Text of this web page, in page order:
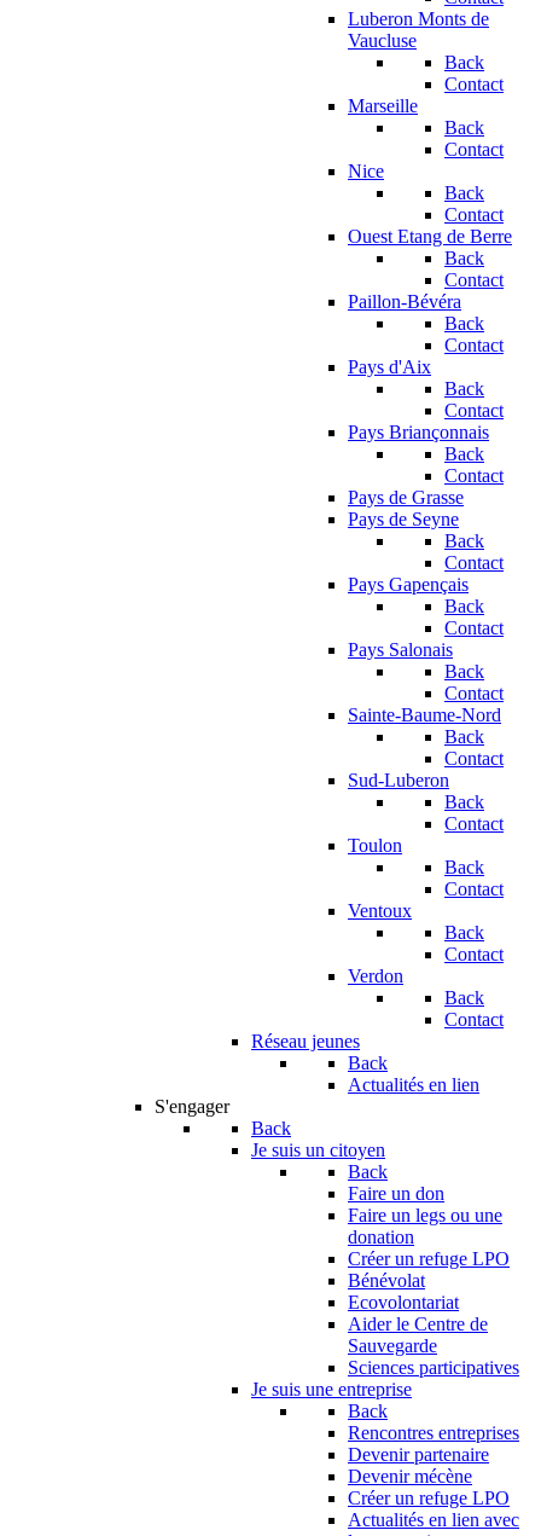
Luberon Monts de
Vaucluse
Back
Contact
Marseille
Back
Contact
Nice
Back
Contact
Ouest Etang de Berre
Back
Contact
Paillon-Bévéra
Back
Contact
Pays d'Aix
Back
Contact
Pays Briançonnais
Back
Contact
Pays de Grasse
Pays de Seyne
Back
Contact
Pays Gapençais
Back
Contact
Pays Salonais
Back
Contact
Sainte-Baume-Nord
Back
Contact
Sud-Luberon
Back
Contact
Toulon
Back
Contact
Ventoux
Back
Contact
Verdon
Back
Contact
Réseau jeunes
Back
Actualités en lien
S'engager
Back
Je suis un citoyen
Back
Faire un don
Faire un legs ou une
donation
Créer un refuge LPO
Bénévolat
Ecovolontariat
Aider le Centre de
Sauvegarde
Sciences participatives
Je suis une entreprise
Back
Rencontres entreprises
Devenir partenaire
Devenir mécène
Créer un refuge LPO
Actualités en lien avec